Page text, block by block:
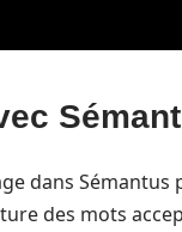
dans
des mots